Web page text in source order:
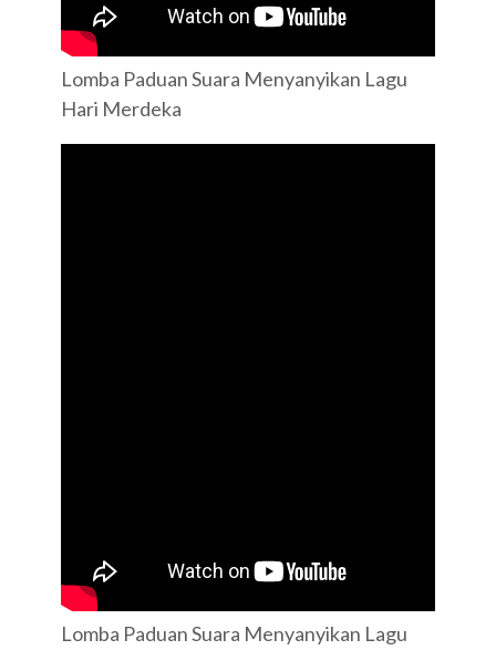
Lomba Paduan Suara Menyanyikan Lagu
Hari Merdeka
Lomba Paduan Suara Menyanyikan Lagu